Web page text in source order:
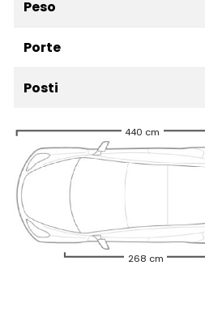
Peso
Porte
Posti
440 cm
268 cm